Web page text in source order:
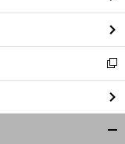
ウ
で
開
く
新
し
い
ウ
ィ